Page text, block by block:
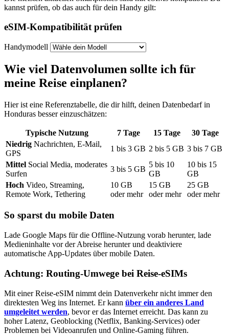
kannst prüfen, ob das auch für dein Handy gilt:
eSIM-Kompatibilität prüfen
Handymodell
Wie viel Datenvolumen sollte ich für
meine Reise einplanen?
Hier ist eine Referenztabelle, die dir hilft, deinen Datenbedarfin
Honduras besser einzuschätzen:
Typische Nutzung 7 Tage 15 Tage 30 Tage
Niedrig Nachrichten, E-Mail,
GPS
1 bis 3 GB 2 bis 5 GB 3 bis 7 GB
Mittel Social Media, moderates
Surfen
3 bis 5 GB
5 bis 10
GB
10 bis 15
GB
Hoch Video, Streaming,
Remote Work, Tethering
10 GB
oder mehr
15 GB
oder mehr
25 GB
oder mehr
So sparst du mobile Daten
Lade Google Maps für die Offline-Nutzung vorab herunter, lade
Medieninhalte vor der Abreise herunter und deaktiviere
automatische App-Updates über mobile Daten.
Achtung: Routing-Umwege bei Reise-eSIMs
Mit einer Reise-eSIM nimmt dein Datenverkehr nicht immer den
direktesten Weg ins Internet. Er kann über ein anderes Land
umgeleitet werden, bevor er das Internet erreicht. Das kann zu
hoher Latenz, Geoblocking (Netflix, Banking-Services) oder
Problemen bei Videoanrufen und Online-Gaming führen.